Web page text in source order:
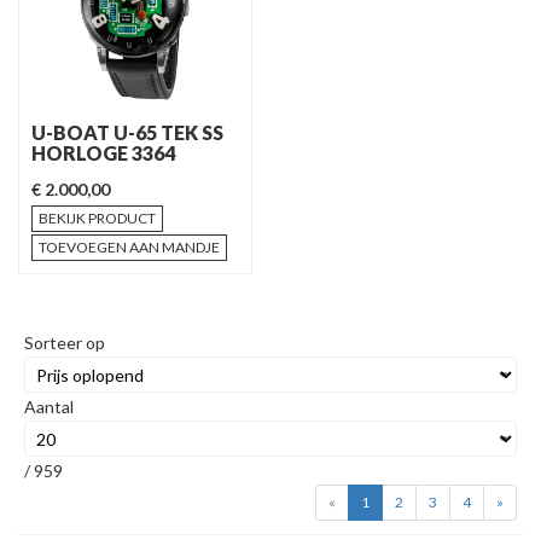
U-BOAT U-65 TEK SS
HORLOGE 3364
€ 2.000,00
BEKIJK PRODUCT
TOEVOEGEN AAN MANDJE
Sorteer op
Aantal
/ 959
« 1 2 3 4 »